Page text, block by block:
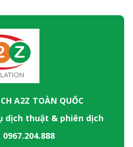
A2Z TOÀN QUỐC
dịch thuật & phiên dịch